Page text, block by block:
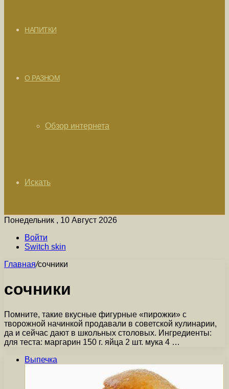
НАПИТКИ
О РАЗНОМ
Обзор интернета
Искать
Понедельник , 10 Август 2026
Войти
Switch skin
Главная/сочники
сочники
Помните, такие вкусные фигурные «пирожки» с
творожной начинкой продавали в советской кулинарии,
да и сейчас дают в школьных столовых. Ингредиенты:
для теста: маргарин 150 г. яйца 2 шт. мука 4 …
Выпечка